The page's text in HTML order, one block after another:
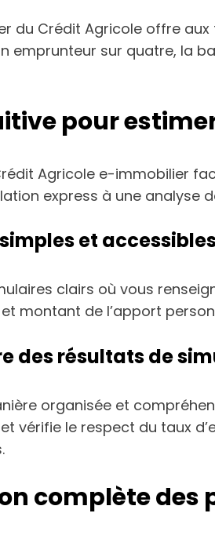
du Crédit Agricole offre
emprunteur sur quatre, la
pour
Agricole e-immobilier
express à une analyse
et
clairs où vous
montant de l’apport
des résultats de
organisée et
vérifie le respect du taux
complète